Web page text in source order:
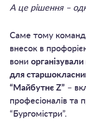
А це рішення –
Саме тому
внесок в
вони
для
“Майбутнє Z” –
професіоналів та
“Бургомістри”.